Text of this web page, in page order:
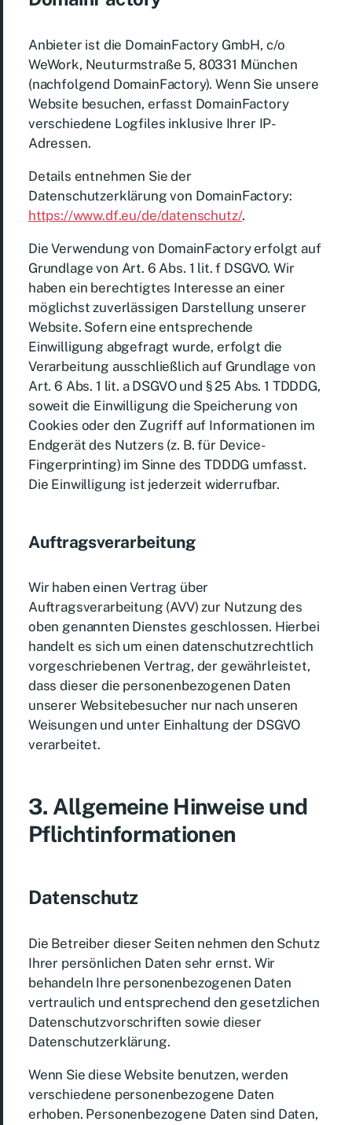
Anbieter ist die DomainFactory GmbH, c/o
WeWork, Neuturmstraße 5, 80331 München
(nachfolgend DomainFactory). Wenn Sie unsere
Website besuchen, erfasst DomainFactory
verschiedene Logfiles inklusive Ihrer IP-
Adressen.
Details entnehmen Sie der
Datenschutzerklärung von DomainFactory:
https://www.df.eu/de/datenschutz/.
Die Verwendung von DomainFactory erfolgt auf
Grundlage von Art. 6 Abs. 1 lit. f DSGVO. Wir
haben ein berechtigtes Interesse an einer
möglichst zuverlässigen Darstellung unserer
Website. Sofern eine entsprechende
Einwilligung abgefragt wurde, erfolgt die
Verarbeitung ausschließlich auf Grundlage von
Art. 6 Abs. 1 lit. a DSGVO und § 25 Abs. 1 TDDDG,
soweit die Einwilligung die Speicherung von
Cookies oder den Zugriff auf Informationen im
Endgerät des Nutzers (z. B. für Device-
Fingerprinting) im Sinne des TDDDG umfasst.
Die Einwilligung ist jederzeit widerrufbar.
Auftragsverarbeitung
Wir haben einen Vertrag über
Auftragsverarbeitung (AVV) zur Nutzung des
oben genannten Dienstes geschlossen. Hierbei
handelt es sich um einen datenschutzrechtlich
vorgeschriebenen Vertrag, der gewährleistet,
dass dieser die personenbezogenen Daten
unserer Websitebesucher nur nach unseren
Weisungen und unter Einhaltung der DSGVO
verarbeitet.
3. Allgemeine Hinweise und
Pflicht­informationen
Datenschutz
Die Betreiber dieser Seiten nehmen den Schutz
Ihrer persönlichen Daten sehr ernst. Wir
behandeln Ihre personenbezogenen Daten
vertraulich und entsprechend den gesetzlichen
Datenschutzvorschriften sowie dieser
Datenschutzerklärung.
Wenn Sie diese Website benutzen, werden
verschiedene personenbezogene Daten
erhoben. Personenbezogene Daten sind Daten,